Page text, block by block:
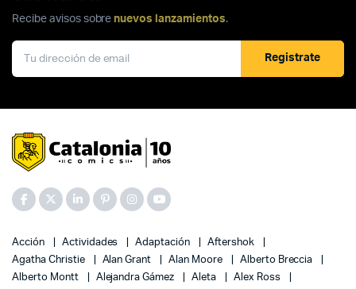
Recibe avisos sobre nuevos lanzamientos.
Registrate
Acción Actividades Adaptación
Aftershok
Agatha Christie
Alan Grant Alan Moore
Alberto Breccia
Alberto Montt
Alejandra Gámez Aleta
Alex Ross